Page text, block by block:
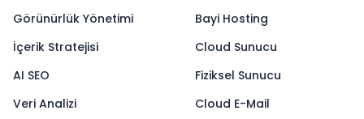
Görünürlük Yönetimi
İçerik Stratejisi
AI SEO
Veri Analizi
Bayi Hosting
Cloud Sunucu
Fiziksel Sunucu
Cloud E-Mail